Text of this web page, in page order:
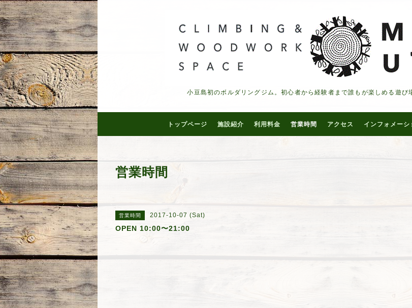
小豆島初のボルダリングジム。初心者から経験者まで誰もが楽しめる遊び
トップページ 施設紹介 利用料金 営業時間 アクセス インフォメーシ
営業時間
営業時間 2017-10-07 (Sat)
OPEN 10:00〜21:00